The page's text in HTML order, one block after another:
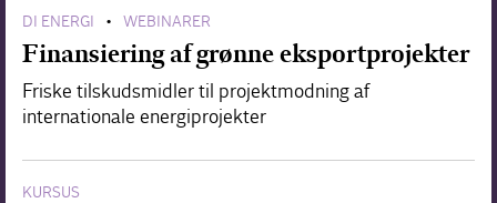
DI ENERGI • WEBINARER
Finansiering af grønne eksportprojekter
Friske tilskudsmidler til projektmodning af
internationale energiprojekter
KURSUS